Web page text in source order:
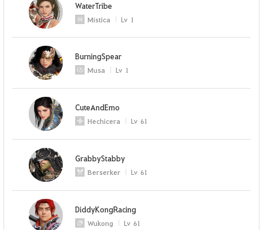
WaterTribe
Mística Lv 1
BurningSpear
Musa Lv 1
CuteAndEmo
Hechicera Lv 61
GrabbyStabby
Berserker Lv 61
DiddyKongRacing
Wukong Lv 61